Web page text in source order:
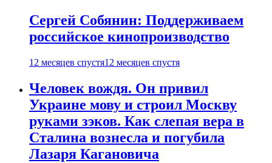
Сергей Собянин: Поддерживаем
российское кинопроизводство
12 месяцев спустя12 месяцев спустя
Человек вождя. Он привил
Украине мову и строил Москву
руками зэков. Как слепая вера в
Сталина вознесла и погубила
Лазаря Кагановича